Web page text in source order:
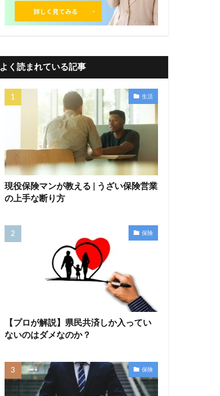
よく読まれている記事
生活
現役保険マンが教える | うざい保険営業
の上手な断り方
保険
【プロが解説】県民共済しか入ってい
ないのはダメなのか？
保険